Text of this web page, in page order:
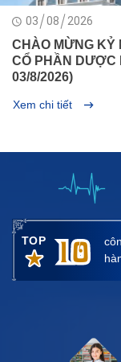
03 08 2026
CHÀO MỪNG KỶ
CỔ PHẦN DƯỢC
03/8/2026)
Xem chi tiết
TOP 10